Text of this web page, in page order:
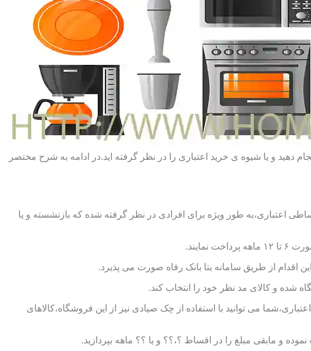
دهید و یا شیوه ی خرید اعتباری را در نظر گرفته اید.در ادامه به شرح مختصر
اعتباری،به طور ویژه برای افرادی در نظر گرفته شده که بازنشسته و یا
اقدام از طریق سامانه بتا بانک رفاه صورت می پذیرد.
شده و کالای مد نظر خود را انتخاب کند.
می توانید با استفاده از چک صیادی نیز از این فروشگاه،کالاهای